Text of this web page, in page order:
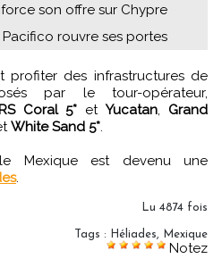
son offre sur Chypre
rouvre ses portes
par le tour-opérateur,
Coral 5* etYucatan
Grand
White Sand 5*
Mexique est devenu une
.
Lu 4874 fois
Tags : Héliades Mexique
Notez